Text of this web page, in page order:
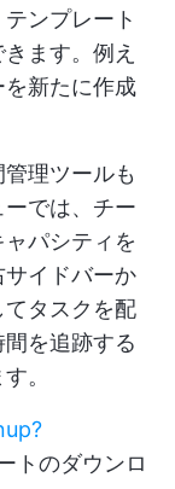
ンプレート
ます。例え
新たに作成
理ツールも
では、チー
パシティを
イドバーか
タスクを配
を追跡する
。
トのダウンロ